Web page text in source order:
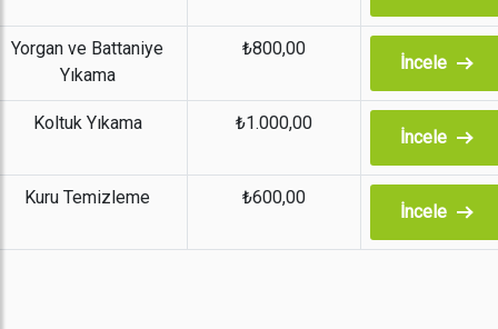
Yorgan ve Battaniye
Yıkama
₺800,00
İncele
Koltuk Yıkama ₺1.000,00
İncele
Kuru Temizleme ₺600,00
İncele